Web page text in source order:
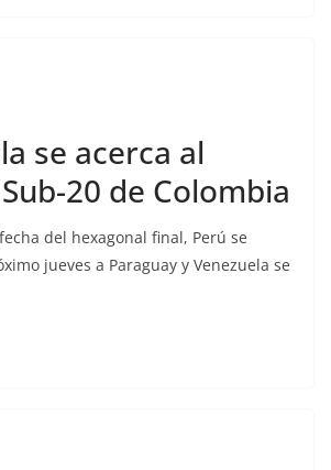
se acerca al
20 de Colombia
del hexagonal final, Perú se
jueves a Paraguay y Venezuela se